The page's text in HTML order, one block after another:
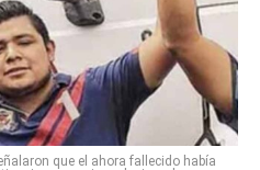
que el ahora fallecido había